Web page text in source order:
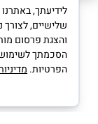
שלישיים, לצורך
והצגת פרסום
הסכמתך לשימוש
הפרטיות.